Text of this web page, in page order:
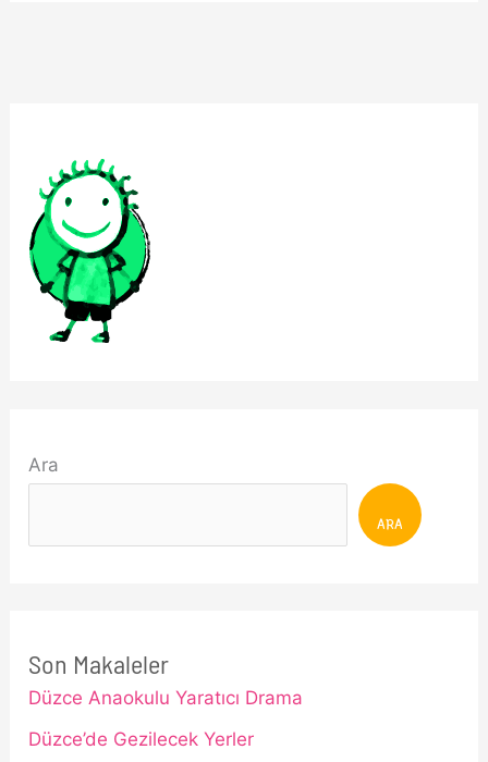
Ara
ARA
Son Makaleler
Düzce Anaokulu Yaratıcı Drama
Düzce’de Gezilecek Yerler